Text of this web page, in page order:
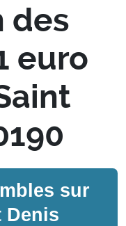
des
euro
sur
Denis